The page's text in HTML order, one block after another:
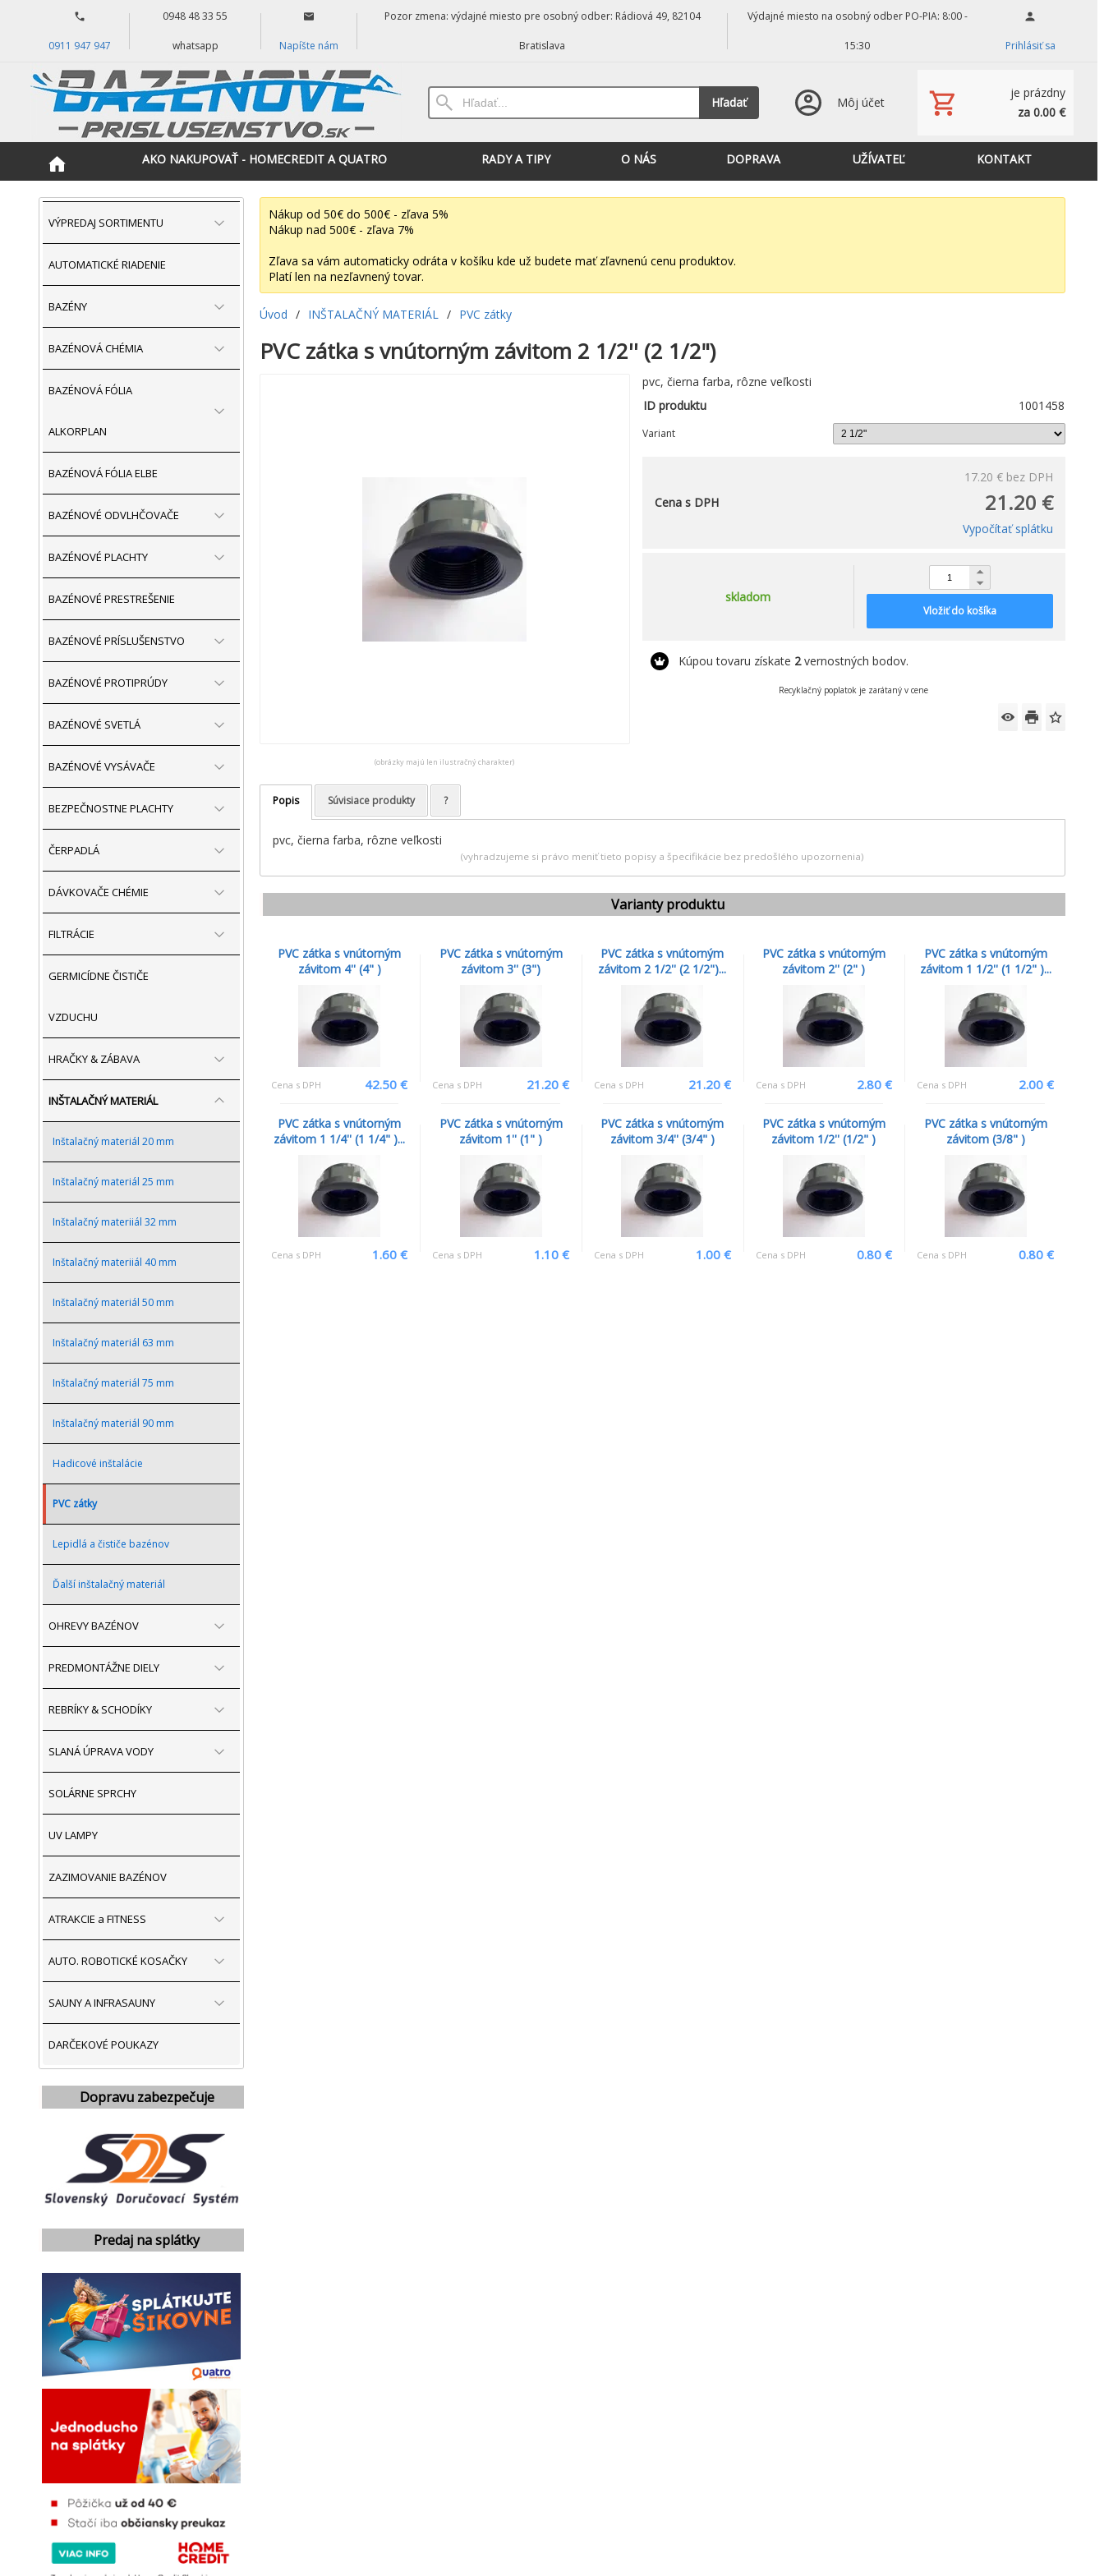
0911 947 947
0948 48 33 55
whatsapp Napíšte nám
Pozor zmena: výdajné miesto pre osobný odber: Rádiová 49, 82104
Bratislava
Výdajné miesto na osobný odber PO-PIA: 8:00 -
15:30 Prihlásiť sa
Hľadať Môj účet
je prázdny
za 0.00 €
AKO NAKUPOVAŤ - HOMECREDIT A QUATRO RADY A TIPY O NÁS DOPRAVA UŽÍVATEĽ KONTAKT
VÝPREDAJ SORTIMENTU
AUTOMATICKÉ RIADENIE
BAZÉNY
BAZÉNOVÁ CHÉMIA
BAZÉNOVÁ FÓLIA
ALKORPLAN
BAZÉNOVÁ FÓLIA ELBE
BAZÉNOVÉ ODVLHČOVAČE
BAZÉNOVÉ PLACHTY
BAZÉNOVÉ PRESTREŠENIE
BAZÉNOVÉ PRÍSLUŠENSTVO
BAZÉNOVÉ PROTIPRÚDY
BAZÉNOVÉ SVETLÁ
BAZÉNOVÉ VYSÁVAČE
BEZPEČNOSTNE PLACHTY
ČERPADLÁ
DÁVKOVAČE CHÉMIE
FILTRÁCIE
GERMICÍDNE ČISTIČE
VZDUCHU
HRAČKY & ZÁBAVA
INŠTALAČNÝ MATERIÁL
Inštalačný materiál 20 mm
Inštalačný materiál 25 mm
Inštalačný materiiál 32 mm
Inštalačný materiiál 40 mm
Inštalačný materiál 50 mm
Inštalačný materiál 63 mm
Inštalačný materiál 75 mm
Inštalačný materiál 90 mm
Hadicové inštalácie
PVC zátky
Lepidlá a čističe bazénov
Ďalší inštalačný materiál
OHREVY BAZÉNOV
PREDMONTÁŽNE DIELY
REBRÍKY & SCHODÍKY
SLANÁ ÚPRAVA VODY
SOLÁRNE SPRCHY
UV LAMPY
ZAZIMOVANIE BAZÉNOV
ATRAKCIE a FITNESS
AUTO. ROBOTICKÉ KOSAČKY
SAUNY A INFRASAUNY
DARČEKOVÉ POUKAZY
Dopravu zabezpečuje
Predaj na splátky
Nákup od 50€ do 500€ - zľava 5%
Nákup nad 500€ - zľava 7%
Zľava sa vám automaticky odráta v košíku kde už budete mať zľavnenú cenu produktov.
Platí len na nezľavnený tovar.
Úvod / INŠTALAČNÝ MATERIÁL / PVC zátky
PVC zátka s vnútorným závitom 2 1/2'' (2 1/2")
(obrázky majú len ilustračný charakter)
pvc, čierna farba, rôzne veľkosti
ID produktu
1001458
Variant
17.20 € bez DPH
21.20 €
Cena s DPH
Vypočítať splátku
skladom
Vložiť do košíka
Kúpou tovaru získate 2vernostných bodov.
Recyklačný poplatok je zarátaný v cene
Popis Súvisiace produkty ?
pvc, čierna farba, rôzne veľkosti
(vyhradzujeme si právo meniť tieto popisy a špecifikácie bez predošlého upozornenia)
Varianty produktu
PVC zátka s vnútorným
závitom 4'' (4" )
Cena s DPH 42.50 €
PVC zátka s vnútorným
závitom 3'' (3")
Cena s DPH 21.20 €
PVC zátka s vnútorným
závitom 2 1/2'' (2 1/2")...
Cena s DPH 21.20 €
PVC zátka s vnútorným
závitom 2'' (2" )
Cena s DPH 2.80 €
PVC zátka s vnútorným
závitom 1 1/2'' (1 1/2" )...
Cena s DPH 2.00 €
PVC zátka s vnútorným
závitom 1 1/4'' (1 1/4" )...
Cena s DPH 1.60 €
PVC zátka s vnútorným
závitom 1'' (1" )
Cena s DPH 1.10 €
PVC zátka s vnútorným
závitom 3/4'' (3/4" )
Cena s DPH 1.00 €
PVC zátka s vnútorným
závitom 1/2'' (1/2" )
Cena s DPH 0.80 €
PVC zátka s vnútorným
závitom (3/8" )
Cena s DPH 0.80 €